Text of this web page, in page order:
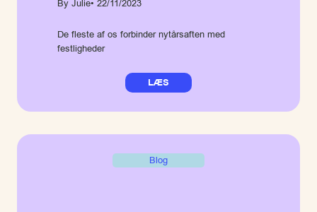
By Julie• 22/11/2023
De fleste af os forbinder nytårsaften med
festligheder
LÆS
Blog